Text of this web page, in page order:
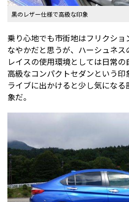
黒のレザー仕様で高級な印象
乗り心地でも市街地はフリクショ
なやかだと思うが、ハーシュネ
レイスの使用環境としては日常の
高級なコンパクトセダンという
ライブに出かけると少し気にな
象だ。